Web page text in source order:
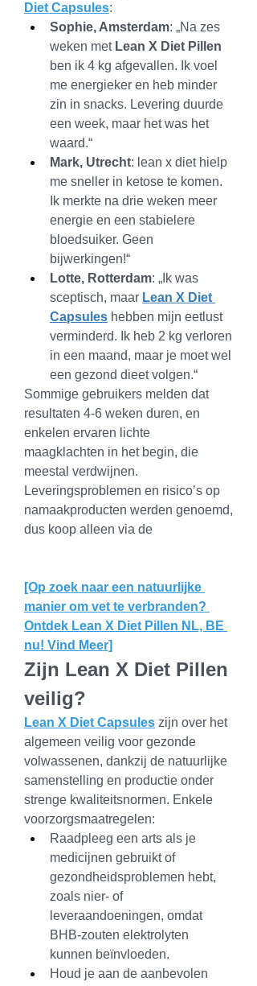
Diet Capsules:
Sophie, Amsterdam: „Na zes
weken met Lean X Diet Pillen
ben ik 4 kg afgevallen. Ik voel
me energieker en heb minder
zin in snacks. Levering duurde
een week, maar het was het
waard.“
Mark, Utrecht: lean x diet hielp
me sneller in ketose te komen.
Ik merkte na drie weken meer
energie en een stabielere
bloedsuiker. Geen
bijwerkingen!“
Lotte, Rotterdam: „Ik was
sceptisch, maar Lean X Diet
Capsules hebben mijn eetlust
verminderd. Ik heb 2 kg verloren
in een maand, maar je moet wel
een gezond dieet volgen.“
Sommige gebruikers melden dat
resultaten 4-6 weken duren, en
enkelen ervaren lichte
maagklachten in het begin, die
meestal verdwijnen.
Leveringsproblemen en risico’s op
namaakproducten werden genoemd,
dus koop alleen via de
[Op zoek naar een natuurlijke
manier om vet te verbranden?
Ontdek Lean X Diet Pillen NL, BE
nu! Vind Meer]
Zijn Lean X Diet Pillen
veilig?
Lean X Diet Capsules zijn over het
algemeen veilig voor gezonde
volwassenen, dankzij de natuurlijke
samenstelling en productie onder
strenge kwaliteitsnormen. Enkele
voorzorgsmaatregelen:
Raadpleeg een arts als je
medicijnen gebruikt of
gezondheidsproblemen hebt,
zoals nier- of
leveraandoeningen, omdat
BHB-zouten elektrolyten
kunnen beïnvloeden.
Houd je aan de aanbevolen